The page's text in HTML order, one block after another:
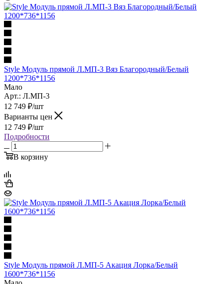
Style Модуль прямой Л.МП-3 Вяз Благородный/Белый
1200*736*1156
Мало
Арт.: Л.МП-3
12 749 ₽/шт
Варианты цен
12 749 ₽/шт
Подробности
В корзину
Style Модуль прямой Л.МП-5 Акация Лорка/Белый
1600*736*1156